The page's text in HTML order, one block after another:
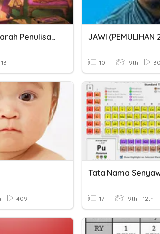
Butir Soal Tes Sejarah Penulisan Tripitaka
13
JAWI (PEMULIHAN
10 T 9th
409 17 T 9th - 12th